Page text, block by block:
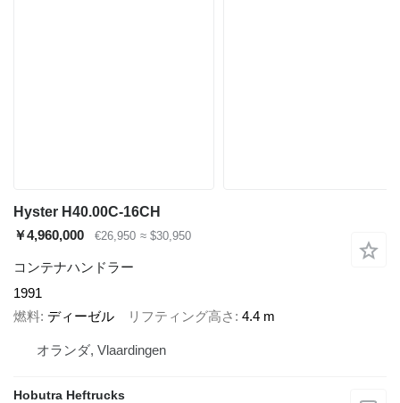
Hyster H40.00C-16CH
￥4,960,000
€26,950 ≈ $30,950
コンテナハンドラー
1991
燃料 ディーゼル リフティング高さ 4.4 m
オランダ, Vlaardingen
Hobutra Heftrucks